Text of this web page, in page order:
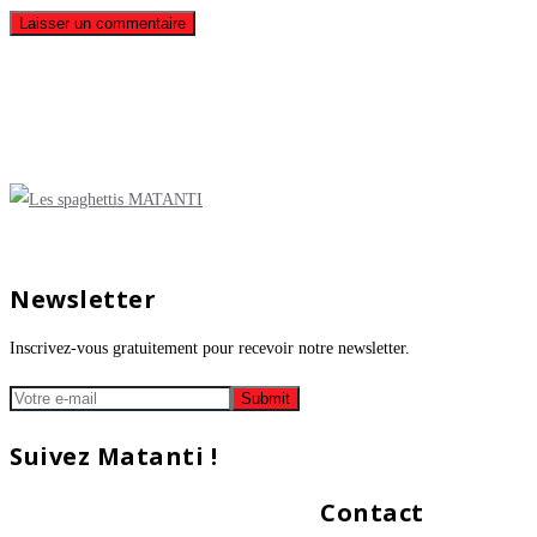
Newsletter
Inscrivez-vous gratuitement pour recevoir notre newsletter.
Suivez Matanti !
Contact